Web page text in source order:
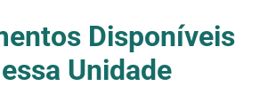
Nossos Tratamentos
Disponíveis
Unidade